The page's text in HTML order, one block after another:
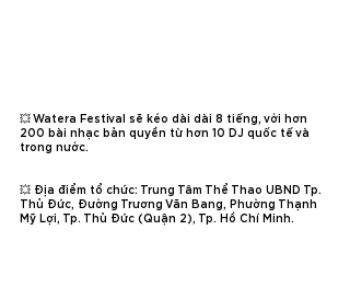
💥 Watera Festival sẽ kéo dài dài 8 tiếng, với hơn
200 bài nhạc bản quyền từ hơn 10 DJ quốc tế và
trong nước.
💥 Địa điểm tổ chức: Trung Tâm Thể Thao UBND Tp.
Thủ Đức, Đường Trương Văn Bang, Phường Thạnh
Mỹ Lợi, Tp. Thủ Đức (Quận 2), Tp. Hồ Chí Minh.